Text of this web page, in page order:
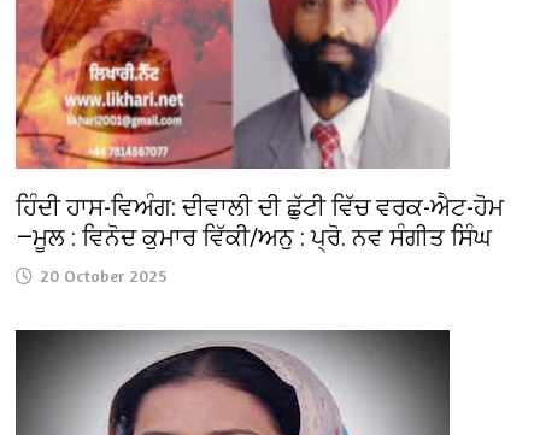
ਹਿੰਦੀ ਹਾਸ-ਵਿਅੰਗ: ਦੀਵਾਲੀ ਦੀ ਛੁੱਟੀ ਵਿੱਚ ਵਰਕ-ਐਟ-ਹੋਮ
—ਮੂਲ : ਵਿਨੋਦ ਕੁਮਾਰ ਵਿੱਕੀ/ਅਨੁ : ਪ੍ਰੋ. ਨਵ ਸੰਗੀਤ ਸਿੰਘ
20 October 2025